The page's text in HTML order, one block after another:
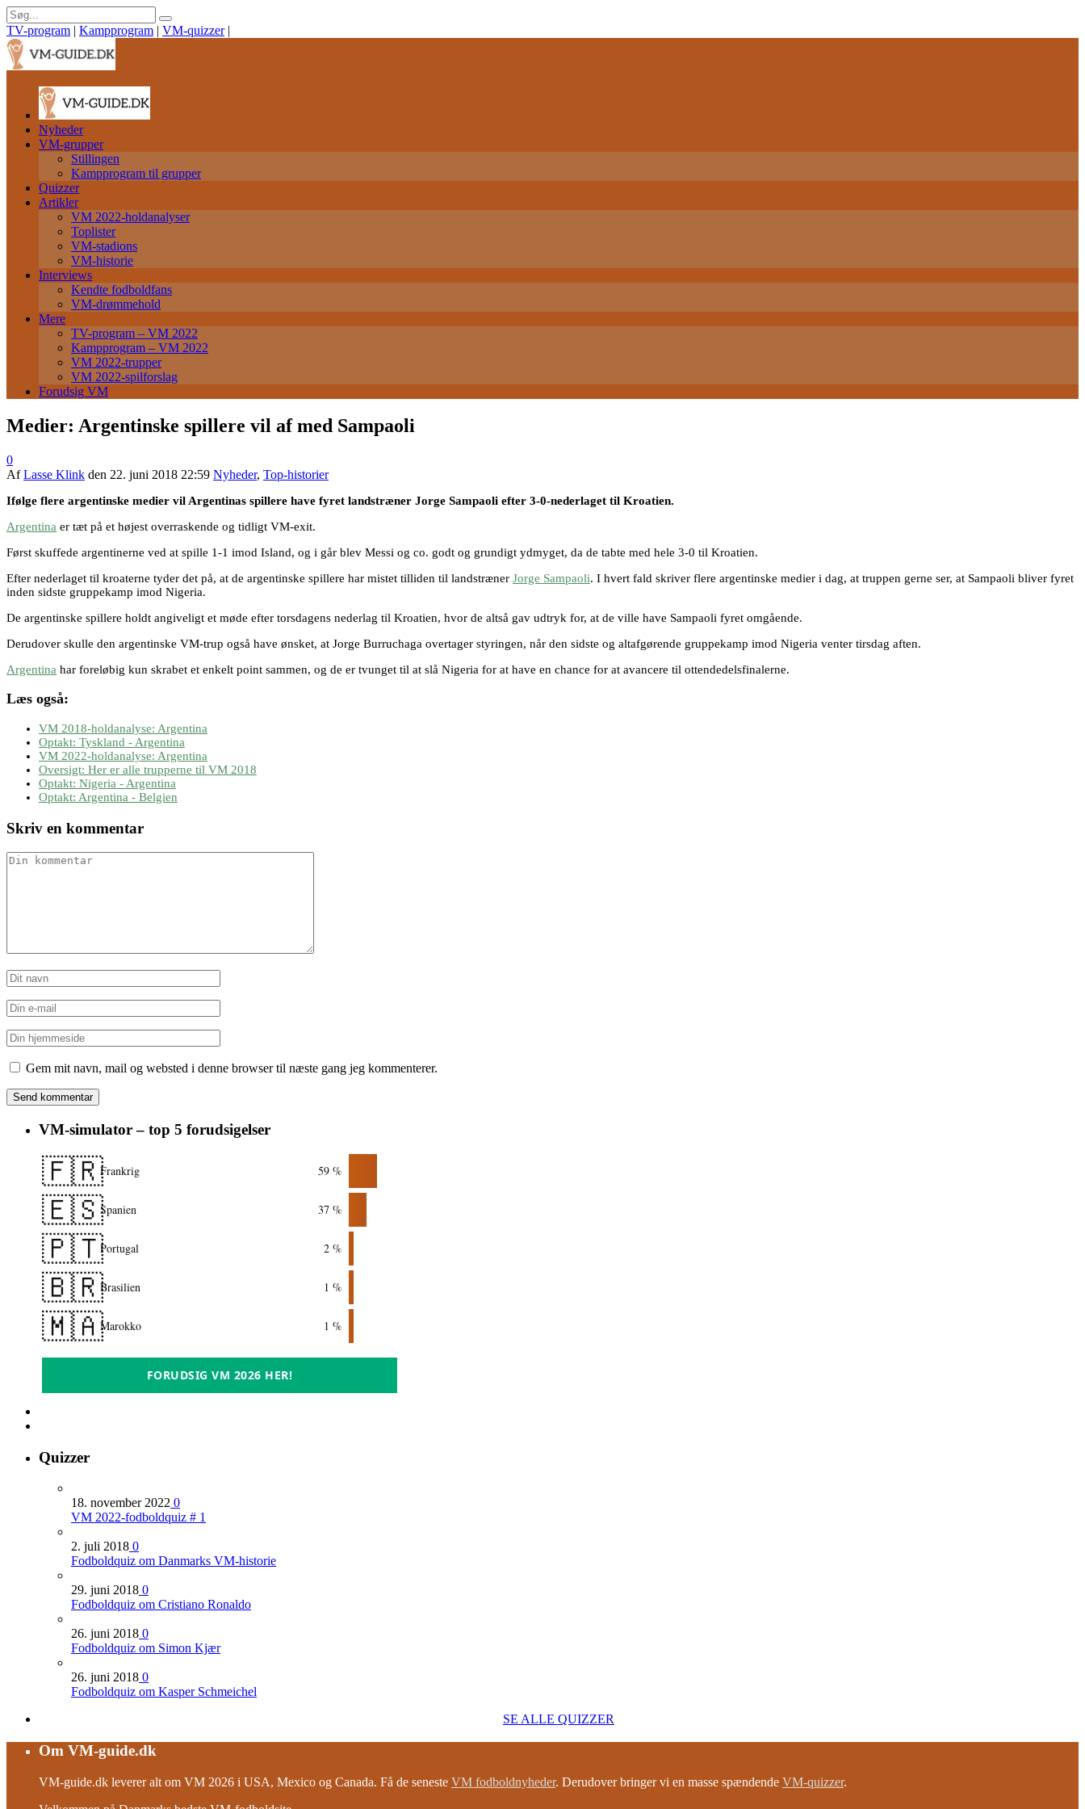
TV-program | Kampprogram | VM-quizzer |
Nyheder
VM-grupper
Stillingen
Kampprogram til grupper
Quizzer
Artikler
VM 2022-holdanalyser
Toplister
VM-stadions
VM-historie
Interviews
Kendte fodboldfans
VM-drømmehold
Mere
TV-program – VM 2022
Kampprogram – VM 2022
VM 2022-trupper
VM 2022-spilforslag
Forudsig VM
Medier: Argentinske spillere vil af med Sampaoli
0
AfLasse Klink den 22. juni 2018 22:59 Nyheder, Top-historier
Ifølge flere argentinske medier vil Argentinas spillere have fyret landstræner Jorge Sampaoli efter 3-0-nederlaget til Kroatien.
Argentina er tæt på et højest overraskende og tidligt VM-exit.
Først skuffede argentinerne ved at spille 1-1 imod Island, og i går blev Messi og co. godt og grundigt ydmyget, da de tabte med hele 3-0 til Kroatien.
Efter nederlaget til kroaterne tyder det på, at de argentinske spillere har mistet tilliden til landstræner Jorge Sampaoli. I hvert fald skriver flere argentinske medier i dag, at truppen gerne ser, at Sampaoli bliver fyret
inden sidste gruppekamp imod Nigeria.
De argentinske spillere holdt angiveligt et møde efter torsdagens nederlag til Kroatien, hvor de altså gav udtryk for, at de ville have Sampaoli fyret omgående.
Derudover skulle den argentinske VM-trup også have ønsket, at Jorge Burruchaga overtager styringen, når den sidste og altafgørende gruppekamp imod Nigeria venter tirsdag aften.
Argentina har foreløbig kun skrabet et enkelt point sammen, og de er tvunget til at slå Nigeria for at have en chance for at avancere til ottendedelsfinalerne.
Læs også:
VM 2018-holdanalyse: Argentina
Optakt: Tyskland - Argentina
VM 2022-holdanalyse: Argentina
Oversigt: Her er alle trupperne til VM 2018
Optakt: Nigeria - Argentina
Optakt: Argentina - Belgien
Skriv en kommentar
Gem mit navn, mail og websted i denne browser til næste gang jeg kommenterer.
VM-simulator – top 5 forudsigelser
🇫🇷Frankrig 59 %
🇪🇸Spanien 37 %
🇵🇹Portugal 2 %
🇧🇷Brasilien 1 %
🇲🇦Marokko 1 %
FORUDSIG VM 2026 HER!
Quizzer
18. november 2022 0
VM 2022-fodboldquiz # 1
2. juli 2018 0
Fodboldquiz om Danmarks VM-historie
29. juni 2018 0
Fodboldquiz om Cristiano Ronaldo
26. juni 2018 0
Fodboldquiz om Simon Kjær
26. juni 2018 0
Fodboldquiz om Kasper Schmeichel
SE ALLE QUIZZER
Om VM-guide.dk
VM-guide.dk leverer alt om VM 2026 i USA, Mexico og Canada. Få de seneste VM fodboldnyheder. Derudover bringer vi en masse spændende VM-quizzer.